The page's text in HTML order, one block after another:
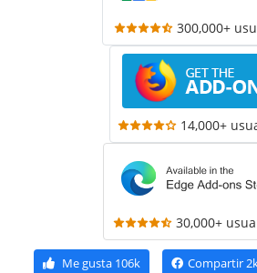
300,000+
14,000+
30,000+
Me gusta106k Compartir